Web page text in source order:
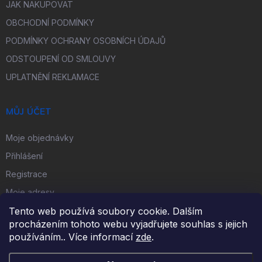
Tento web používá soubory cookie. Dalším
procházením tohoto webu vyjadřujete souhlas s jejich
používáním.. Více informací zde.
JAK NAKUPOVAT
OBCHODNÍ PODMÍNKY
PODMÍNKY OCHRANY OSOBNÍCH ÚDAJŮ
ODSTOUPENÍ OD SMLOUVY
UPLATNĚNÍ REKLAMACE
MŮJ ÚČET
Moje objednávky
Přihlášení
Registrace
Moje adresy
FACEBOOK